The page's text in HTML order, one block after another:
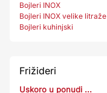
Bojleri INOX
Bojleri INOX velike litraže
Bojleri kuhinjski
Frižideri
Uskoro u ponudi ...